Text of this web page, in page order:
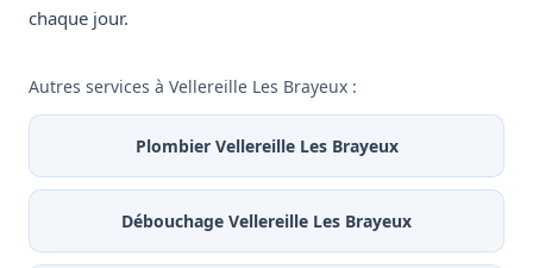
chaque jour.
Autres services à Vellereille Les Brayeux :
Plombier Vellereille Les Brayeux
Débouchage Vellereille Les Brayeux